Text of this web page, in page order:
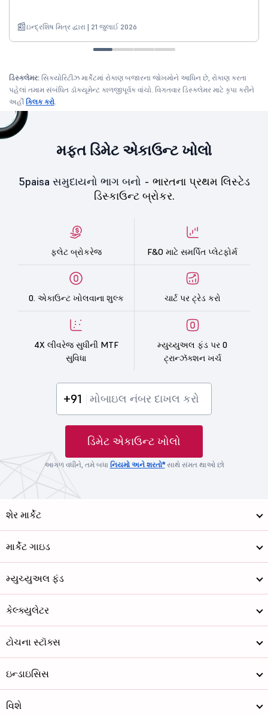
ઇન્દ્રશિષ મિત્ર દ્વારા | 21 જુલાઈ 2026
ડિસ્ક્લેમર: સિક્યોરિટીઝ માર્કેટમાં રોકાણ બજારના જોખમોને આધિન છે, રોકાણ કરતા
પહેલાં તમામ સંબંધિત ડૉક્યૂમેન્ટ કાળજીપૂર્વક વાંચો. વિગતવાર ડિસ્ક્લેમર માટે કૃપા કરીને
અહીં ક્લિક કરો.
મફત ડિમેટ એકાઉન્ટ ખોલો
5paisa સમુદાયનો ભાગ બનો - ભારતના પ્રથમ લિસ્ટેડ
ડિસ્કાઉન્ટ બ્રોકર.
ફ્લેટ બ્રોકરેજ F&O માટે સમર્પિત પ્લેટફોર્મ
0. એકાઉન્ટ ખોલવાના શુલ્ક ચાર્ટ પર ટ્રેડ કરો
4X લીવરેજ સુધીની MTF
સુવિધા
મ્યુચ્યુઅલ ફંડ પર 0
ટ્રાન્ઝૅક્શન ખર્ચ
+91
ડિમેટ એકાઉન્ટ ખોલો
આગળ વધીને, તમે બધા નિયમો અને શરતો*સાથે સંમત થાઓ છો
શેર માર્કેટ
માર્કેટ ગાઇડ
મ્યુચ્યુઅલ ફંડ
કેલ્ક્યુલેટર
ટોચના સ્ટૉક્સ
ઇન્ડાઇસિસ
વિશે